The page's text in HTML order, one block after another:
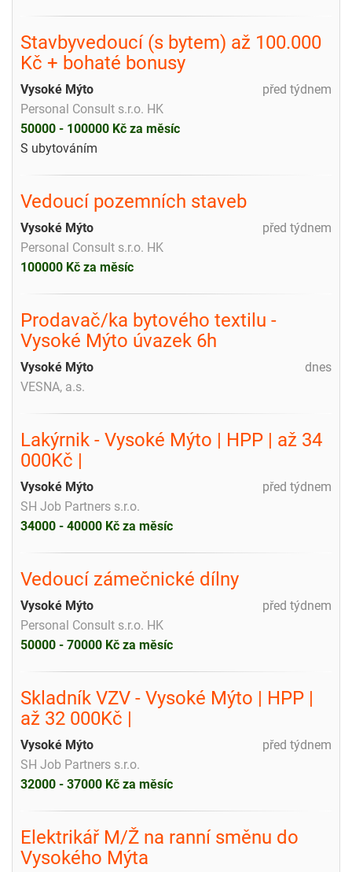
Stavbyvedoucí (s bytem) až 100.000
Kč + bohaté bonusy
před týdnem
Vysoké Mýto
Personal Consult s.r.o. HK
50000 - 100000 Kč za měsíc
S ubytováním
Vedoucí pozemních staveb
před týdnem
Vysoké Mýto
Personal Consult s.r.o. HK
100000 Kč za měsíc
Prodavač/ka bytového textilu -
Vysoké Mýto úvazek 6h
dnes
Vysoké Mýto
VESNA, a.s.
Lakýrnik - Vysoké Mýto | HPP | až 34
000Kč |
před týdnem
Vysoké Mýto
SH Job Partners s.r.o.
34000 - 40000 Kč za měsíc
Vedoucí zámečnické dílny
před týdnem
Vysoké Mýto
Personal Consult s.r.o. HK
50000 - 70000 Kč za měsíc
Skladník VZV - Vysoké Mýto | HPP |
až 32 000Kč |
před týdnem
Vysoké Mýto
SH Job Partners s.r.o.
32000 - 37000 Kč za měsíc
Elektrikář M/Ž na ranní směnu do
Vysokého Mýta